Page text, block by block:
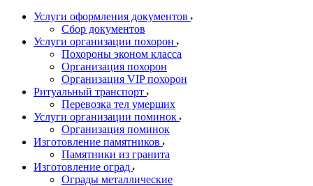
Услуги оформления документов
Сбор документов
Услуги организации похорон
Похороны эконом класса
Организация похорон
Организация VIP похорон
Ритуальный транспорт
Перевозка тел умерших
Услуги организации поминок
Организация поминок
Изготовление памятников
Памятники из гранита
Изготовление оград
Ограды металлические